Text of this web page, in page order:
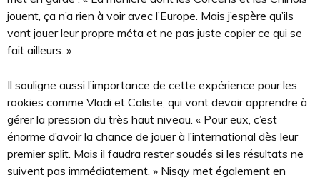
jouent, ça n’a rien à voir avec l’Europe. Mais j’espère qu’ils
vont jouer leur propre méta et ne pas juste copier ce qui se
fait ailleurs. »
Il souligne aussi l’importance de cette expérience pour les
rookies comme Vladi et Caliste, qui vont devoir apprendre à
gérer la pression du très haut niveau. « Pour eux, c’est
énorme d’avoir la chance de jouer à l’international dès leur
premier split. Mais il faudra rester soudés si les résultats ne
suivent pas immédiatement. » Nisqy met également en